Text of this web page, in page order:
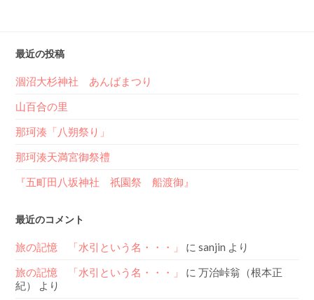
最近の投稿
涸沼大杉神社 あんばまつり
山百合の里
那珂湊「八朔祭り」
那珂湊天満宮御祭禮
『五町田八坂神社 祇園祭 船渡御』
最近のコメント
旅の記憶 「水引という名・・・」 にsanjin より
旅の記憶 「水引という名・・・」 に万治峠翁（根本正
紀） より